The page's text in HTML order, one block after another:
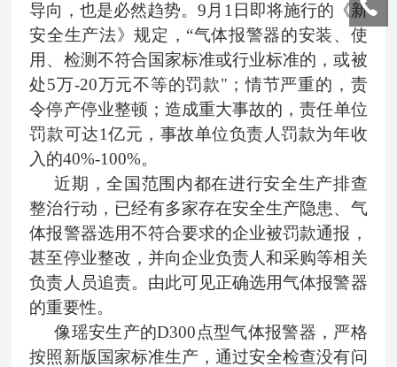
导向，也是必然趋势。9月1日即将施行的《新
安全生产法》规定，“气体报警器的安装、使
用、检测不符合国家标准或行业标准的，或被
处5万-20万元不等的罚款"；情节严重的，责
令停产停业整顿； 造成重大事故的，责任单位
罚款可达1亿元，事故单位负责人罚款为年收
入的40%-100%。
近期，全国范围内都在进行安全生产排查
整治行动，已经有多家存在安全生产隐患、气
体报警器选用不符合要求的企业被罚款通报，
甚至停业整改，并向企业负责人和采购等相关
负责人员追责。由此可见正确选用气体报警器
的重要性。
像瑶安生产的D300点型气体报警器，严格
按照新版国家标准生产 ，通过安全检查没有问